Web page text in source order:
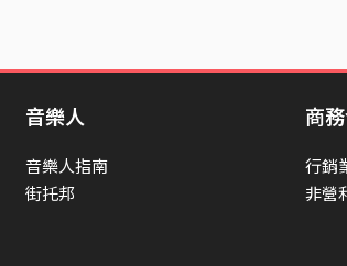
音樂人
音樂人指南
街托邦
商
行銷
非營